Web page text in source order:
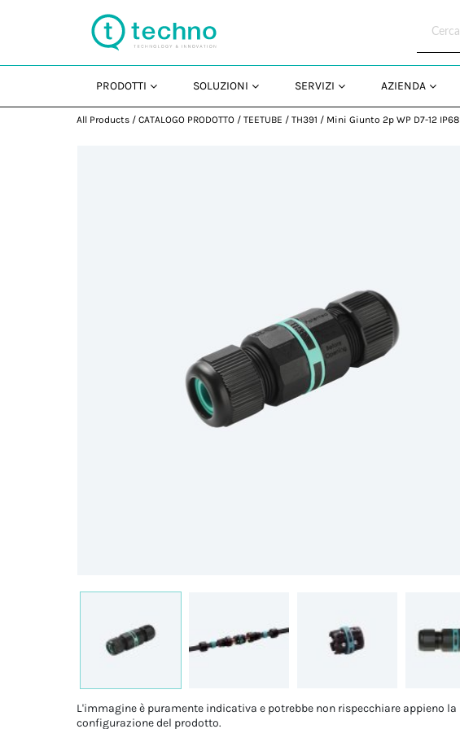
PRODOTTI SOLUZIONI SERVIZI AZIENDA
All Products / CATALOGO PRODOTTO / TEETUBE / TH391 / Mini Giunto 2p WP D7-12 IP68
L'immagine è puramente indicativa e potrebbe non rispecchiare appieno la
configurazione del prodotto.